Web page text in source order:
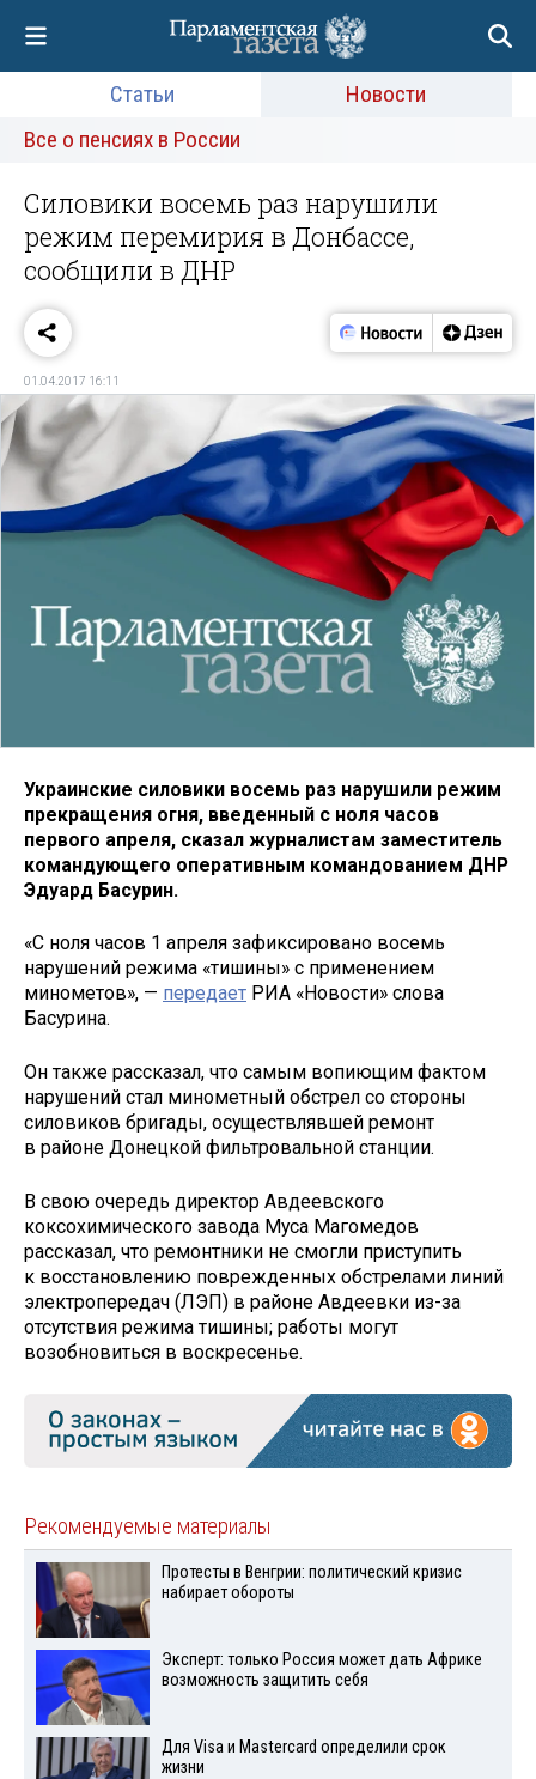
Статьи
Новости
Все о пенсиях в России
Силовики восемь раз нарушили
режим перемирия в Донбассе,
сообщили в ДНР
01.04.2017 16:11
Украинские силовики восемь раз нарушили режим
прекращения огня, введенный с ноля часов
первого апреля, сказал журналистам заместитель
командующего оперативным командованием ДНР
Эдуард Басурин.
«С ноля часов 1 апреля зафиксировано восемь
нарушений режима «тишины» с применением
минометов», — передает РИА «Новости» слова
Басурина.
Он также рассказал, что самым вопиющим фактом
нарушений стал минометный обстрел со стороны
силовиков бригады, осуществлявшей ремонт
в районе Донецкой фильтровальной станции.
В свою очередь директор Авдеевского
коксохимического завода Муса Магомедов
рассказал, что ремонтники не смогли приступить
к восстановлению поврежденных обстрелами линий
электропередач (ЛЭП) в районе Авдеевки из-за
отсутствия режима тишины; работы могут
возобновиться в воскресенье.
Рекомендуемые материалы
Протесты в Венгрии: политический кризис
набирает обороты
Эксперт: только Россия может дать Африке
возможность защитить себя
Для Visа и Mastercard определили срок
жизни